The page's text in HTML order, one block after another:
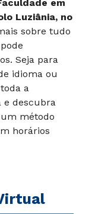
em
Luziânia, no
sobre tudo
Seja para
idioma ou
a
e descubra
método
horários